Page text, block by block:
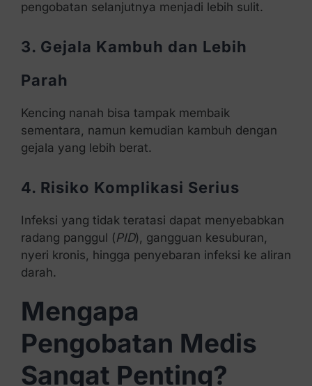
pengobatan selanjutnya menjadi lebih sulit.
3. Gejala Kambuh dan Lebih
Parah
Kencing nanah bisa tampak membaik
sementara, namun kemudian kambuh dengan
gejala yang lebih berat.
4. Risiko Komplikasi Serius
Infeksi yang tidak teratasi dapat menyebabkan
radang panggul (PID), gangguan kesuburan,
nyeri kronis, hingga penyebaran infeksi ke aliran
darah.
Mengapa
Pengobatan Medis
Sangat Penting?